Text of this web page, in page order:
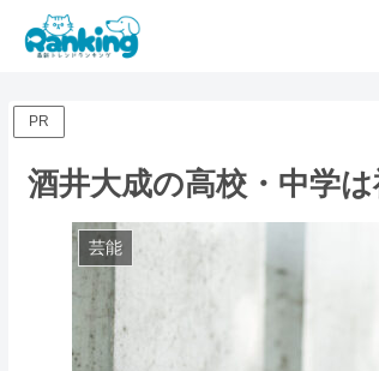
PR
酒井大成の高校・中学
芸能